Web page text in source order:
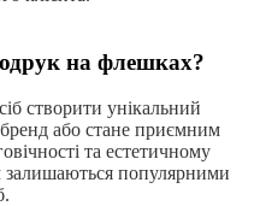
на флешках?
створити унікальний
або стане приємним
та естетичному
популярними